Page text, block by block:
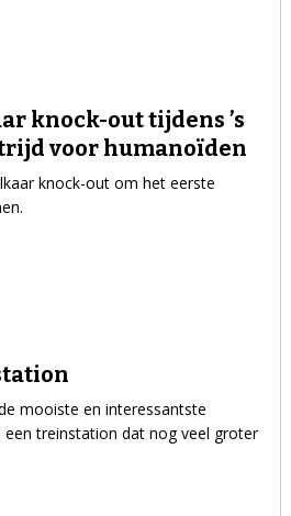
knock-out tijdens ’s
voor humanoïden
knock-out om het eerste
mooiste en interessantste
een treinstation dat nog veel groter